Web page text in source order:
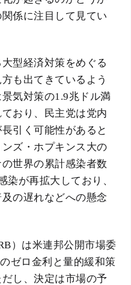
係に注目して見てい
型経済対策をめぐる
も出てきているよう
気対策の1.9兆ドル満
おり、民主党は党内
引く可能性があると
ズ・ホプキンス大の
世界の累計感染者数
染が再拡大しており、
の遅れなどへの懸念
）は米連邦公開市場委
ゼロ金利と量的緩和策
し、決定は市場の予